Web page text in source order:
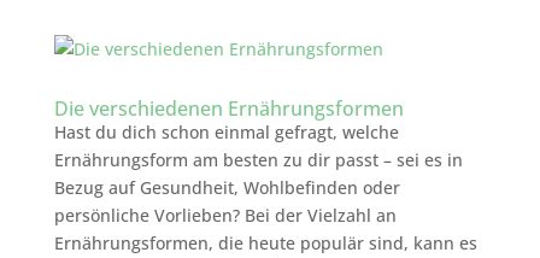
Die verschiedenen Ernährungsformen
Hast du dich schon einmal gefragt, welche
Ernährungsform am besten zu dir passt – sei es in
Bezug auf Gesundheit, Wohlbefinden oder
persönliche Vorlieben? Bei der Vielzahl an
Ernährungsformen, die heute populär sind, kann es